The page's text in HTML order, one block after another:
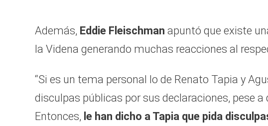
Además, Eddie Fleischman apuntó que existe
la Videna generando muchas reacciones al
“Si es un tema personal lo de Renato Tapia y
disculpas públicas por sus declaraciones, pese a
Entonces, le han dicho a Tapia que pida